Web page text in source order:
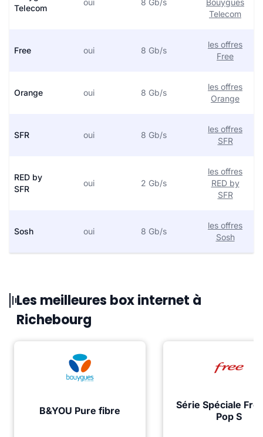
Telecom
oui 8 Gb/s
Bouygues
Telecom
Free oui 8 Gb/s
les offres
Free
Orange oui 8 Gb/s
les offres
Orange
SFR oui 8 Gb/s
les offres
SFR
RED by
SFR
oui 2 Gb/s
les offres
RED by
SFR
Sosh oui 8 Gb/s
les offres
Sosh
Les meilleures box internet à
Richebourg
B&YOU Pure fibre
Série Spéciale
Pop S